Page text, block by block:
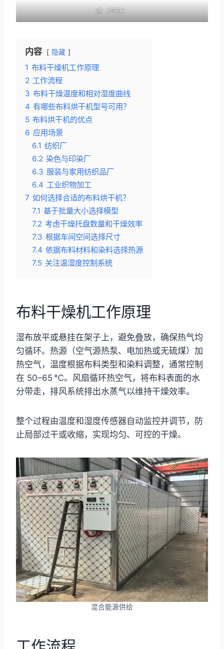
麻（亚麻）
内容 隐藏
1 布料干燥机工作原理
2 工作流程
3 布料干燥温度和相对湿度曲线
4 有哪些布料烘干机型号可用？
5 布料烘干机的优点
6 应用场景
6.1 纺织厂
6.2 染色与印染厂
6.3 服装与家用纺织品厂
6.4 工业织物加工
7 如何选择合适的布料烘干机？
7.1 基于批量大小选择模型
7.2 考虑干燥托盘数量和干燥效率
7.3 根据车间空间选择尺寸
7.4 依据布料材料和染料选择热源
7.5 关注温湿度控制系统
布料干燥机工作原理
湿布放平或悬挂在架子上，避免叠放，确保热气均
匀循环。热源（空气源热泵、电加热或无硫煤）加
热空气，温度根据布料类型和染料调整，通常控制
在 50–65 ℃。风扇循环热空气，将布料表面的水
分带走，排风系统排出水蒸气以维持干燥效率。
整个过程由温度和湿度传感器自动监控并调节，防
止局部过干或收缩，实现均匀、可控的干燥。
混合能源供给